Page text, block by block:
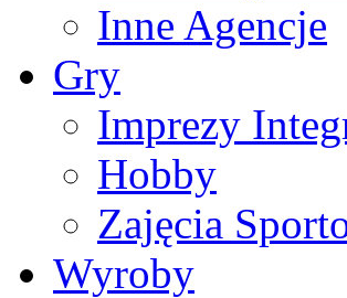
Inne Agencje
Gry
Imprezy
Hobby
Zajęcia
Wyroby